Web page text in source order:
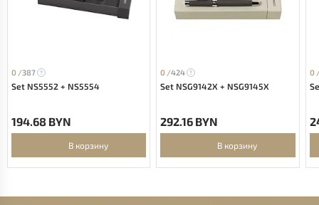
0 /387
Set NS5552 + NS5554
194.68 BYN
В корзину
0 /424
Set NSG9142X + NSG9145X
292.16 BYN
В корзину
0